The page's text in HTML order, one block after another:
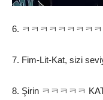
6. ㅋㅋㅋㅋㅋㅋㅋㅋ
7. Fim-Lit-Kat, sizi
8. Şirin ㅋㅋㅋㅋㅋ